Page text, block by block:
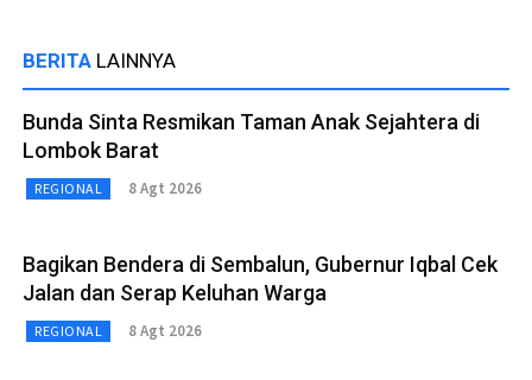
BERITA LAINNYA
Bunda Sinta Resmikan Taman Anak Sejahtera di
Lombok Barat
REGIONAL 8 Agt 2026
Bagikan Bendera di Sembalun, Gubernur Iqbal Cek
Jalan dan Serap Keluhan Warga
REGIONAL 8 Agt 2026